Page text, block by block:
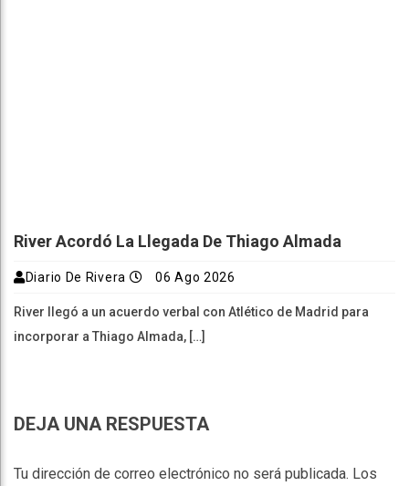
River Acordó La Llegada De Thiago Almada
Diario De Rivera 06 Ago 2026
River llegó a un acuerdo verbal con Atlético de Madrid para
incorporar a Thiago Almada, […]
DEJA UNA RESPUESTA
Tu dirección de correo electrónico no será publicada. Los